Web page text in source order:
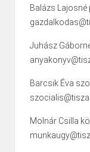
Balázs Lajosné
Juhász
Barcsik Éva
Molnár Csilla